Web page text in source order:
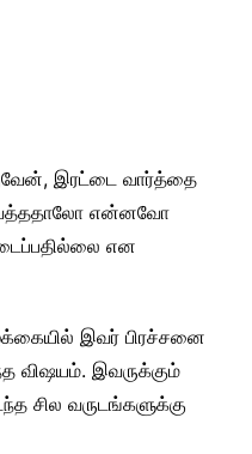
இரட்டை வார்த்தை
வைத்ததாலோ என்னவோ
என
இவர் பிரச்சனை
விஷயம். இவருக்கும்
சில வருடங்களுக்கு